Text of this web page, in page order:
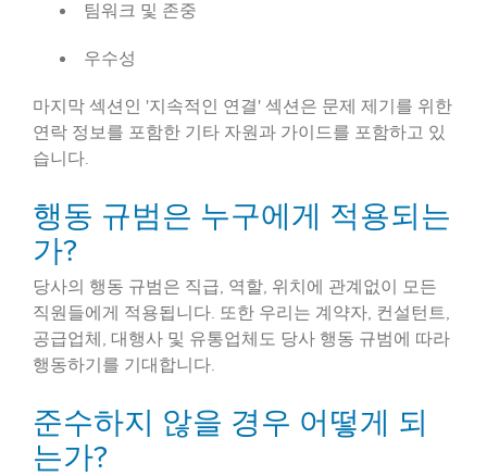
팀워크 및 존중
우수성
마지막 섹션인 '지속적인 연결' 섹션은 문제 제기를 위한
연락 정보를 포함한 기타 자원과 가이드를 포함하고 있
습니다.
행동 규범은 누구에게 적용되는
가?
당사의 행동 규범은 직급, 역할, 위치에 관계없이 모든
직원들에게 적용됩니다. 또한 우리는 계약자, 컨설턴트,
공급업체, 대행사 및 유통업체도 당사 행동 규범에 따라
행동하기를 기대합니다.
준수하지 않을 경우 어떻게 되
는가?